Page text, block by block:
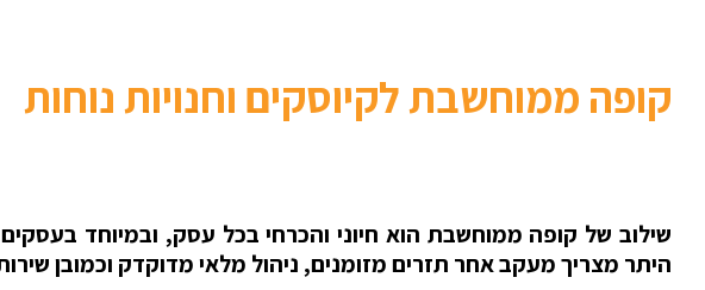
קופה ממוחשבת לקיוסקים וחנויות נוחות
שילוב של קופה ממוחשבת הוא חיוני והכרחי בכל עסק, ובמיוחד בעסקים
היתר מצריך מעקב אחר תזרים מזומנים, ניהול מלאי מדוקדק וכמובן